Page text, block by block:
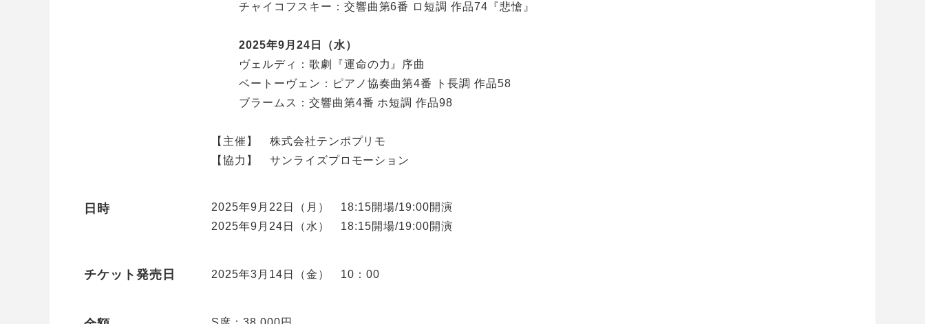
チャイコフスキー：交響曲第6番 ロ短調 作品74『悲愴』
2025年9月24日（水）
ヴェルディ：歌劇『運命の力』序曲
ベートーヴェン：ピアノ協奏曲第4番 ト長調 作品58
ブラームス：交響曲第4番 ホ短調 作品98
【主催】 株式会社テンポプリモ
【協力】 サンライズプロモーション
日時
2025年9月22日（月） 18:15開場/19:00開演
2025年9月24日（水） 18:15開場/19:00開演
チケット発売日 2025年3月14日（金） 10：00